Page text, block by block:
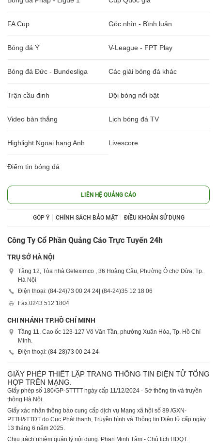
FA Cup Góc nhìn - Bình luận
Bóng đá Ý V-League - FPT Play
Bóng đá Đức - Bundesliga Các giải bóng đá khác
Trận cầu đinh Đội bóng nổi bật
Video bàn thắng Lịch bóng đá TV
Highlight Ngoại hạng Anh Livescore
Điểm tin bóng đá
LIÊN HỆ QUẢNG CÁO
GÓP Ý CHÍNH SÁCH BẢO MẬT ĐIỀU KHOẢN SỬ DỤNG
Công Ty Cổ Phần Quảng Cáo Trực Tuyến 24h
TRỤ SỞ HÀ NỘI
Tầng 12, Tòa nhà Geleximco , 36 Hoàng Cầu, Phường Ô chợ Dừa, Tp.
Hà Nội
Điện thoại: (84-24)73 00 24 24| (84-24)35 12 18 06
Fax:0243 512 1804
CHI NHÁNH TP.HỒ CHÍ MINH
Tầng 11, Cao ốc 123-127 Võ Văn Tần, phường Xuân Hòa, Tp. Hồ Chí
Minh.
Điện thoại: (84-28)73 00 24 24
GIẤY PHÉP THIẾT LẬP TRANG THÔNG TIN ĐIỆN TỬ TỔNG
HỢP TRÊN MẠNG.
Giấy phép số 180/GP-STTTT ngày cấp 11/12/2024 - Sở thông tin và truyền
thông Hà Nội.
Giấy xác nhận thông báo cung cấp dịch vụ Mạng xã hội số 89 /GXN-
PTTH&TTĐT do Cục Phát thanh, Truyền hình và Thông tin Điện tử cấp ngày
13 tháng 6 năm 2025.
Chịu trách nhiệm quản lý nội dung: Phan Minh Tâm - Chủ tịch HĐQT.